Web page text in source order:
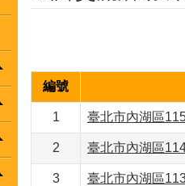
編號
1 臺北市內湖區
2 臺北市內湖區
3 臺北市內湖區